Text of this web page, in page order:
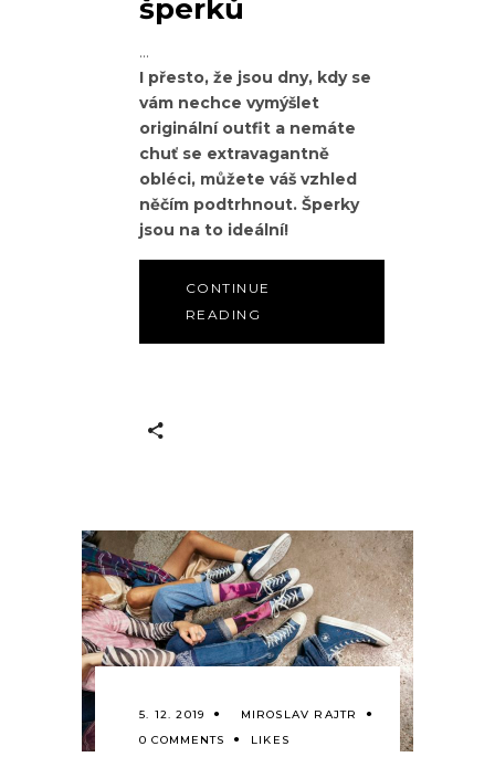
šperků
I přesto, že jsou dny, kdy se
vám nechce vymýšlet
originální outfit a nemáte
chuť se extravagantně
obléci, můžete váš vzhled
něčím podtrhnout. Šperky
jsou na to ideální!
CONTINUE
READING
5. 12. 2019
MIROSLAV RAJTR
0 COMMENTS
LIKES